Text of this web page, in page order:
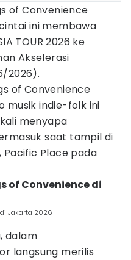
of Convenience
ini membawa
TOUR 2026 ke
Akselerasi
2026).
of Convenience
musik indie-folk ini
menyapa
saat tampil di
Place pada
of Convenience di
Jakarta 2026
dalam
langsung merilis